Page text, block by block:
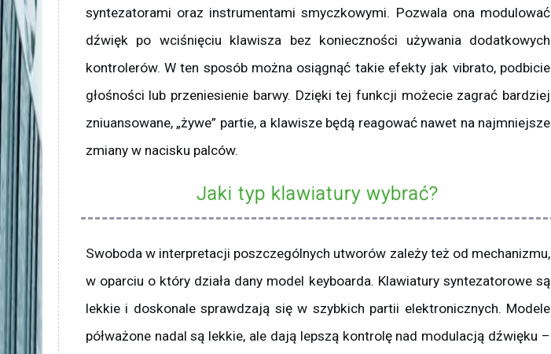
syntezatorami oraz instrumentami smyczkowymi. Pozwala ona modulować
dźwięk po wciśnięciu klawisza bez konieczności używania dodatkowych
kontrolerów. W ten sposób można osiągnąć takie efekty jak vibrato, podbicie
głośności lub przeniesienie barwy. Dzięki tej funkcji możecie zagrać bardziej
zniuansowane, „żywe” partie, a klawisze będą reagować nawet na najmniejsze
zmiany w nacisku palców.
Jaki typ klawiatury wybrać?
Swoboda w interpretacji poszczególnych utworów zależy też od mechanizmu,
w oparciu o który działa dany model keyboarda. Klawiatury syntezatorowe są
lekkie i doskonale sprawdzają się w szybkich partii elektronicznych. Modele
półważone nadal są lekkie, ale dają lepszą kontrolę nad modulacją dźwięku –